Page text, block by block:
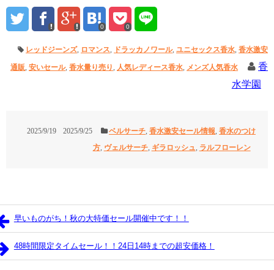
0 0
レッドジーンズ, ロマンス, ドラッカノワール, ユニセックス香水, 香水激安
通販,安いセール,香水量り売り, 人気レディース香水, メンズ人気香水
香
水学園
2025/9/19 2025/9/25 ベルサーチ, 香水激安セール情報, 香水のつけ
方, ヴェルサーチ, ギラロッシュ, ラルフローレン
早いものがち！秋の大特価セール開催中です！！
48時間限定タイムセール！！24日14時までの超安価格！